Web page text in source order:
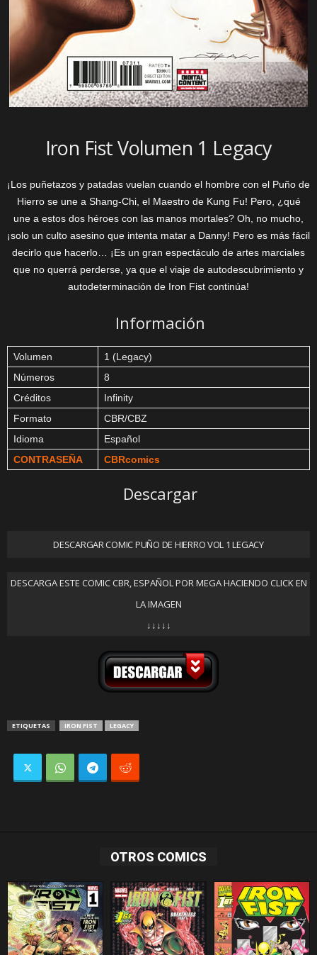
Iron Fist Volumen 1 Legacy
¡Los puñetazos y patadas vuelan cuando el hombre con el Puño de
Hierro se une a Shang-Chi, el Maestro de Kung Fu! Pero, ¿qué
une a estos dos héroes con las manos mortales? Oh, no mucho,
¡solo un culto asesino que intenta matar a Danny! Pero es más fácil
decirlo que hacerlo… ¡Es un gran espectáculo de artes marciales
que no querrá perderse, ya que el viaje de autodescubrimiento y
autodeterminación de Iron Fist continúa!
Información
Volumen
1 (Legacy)
Números
8
Créditos
Infinity
Formato
CBR/CBZ
Idioma
Español
CONTRASEÑA
CBRcomics
Descargar
DESCARGAR COMIC PUÑO DE HIERRO VOL 1 LEGACY
DESCARGA ESTE COMIC CBR, ESPAÑOL POR MEGA HACIENDO CLICK EN
LA IMAGEN
↓↓↓↓↓
ETIQUETAS IRON FIST LEGACY
OTROS COMICS